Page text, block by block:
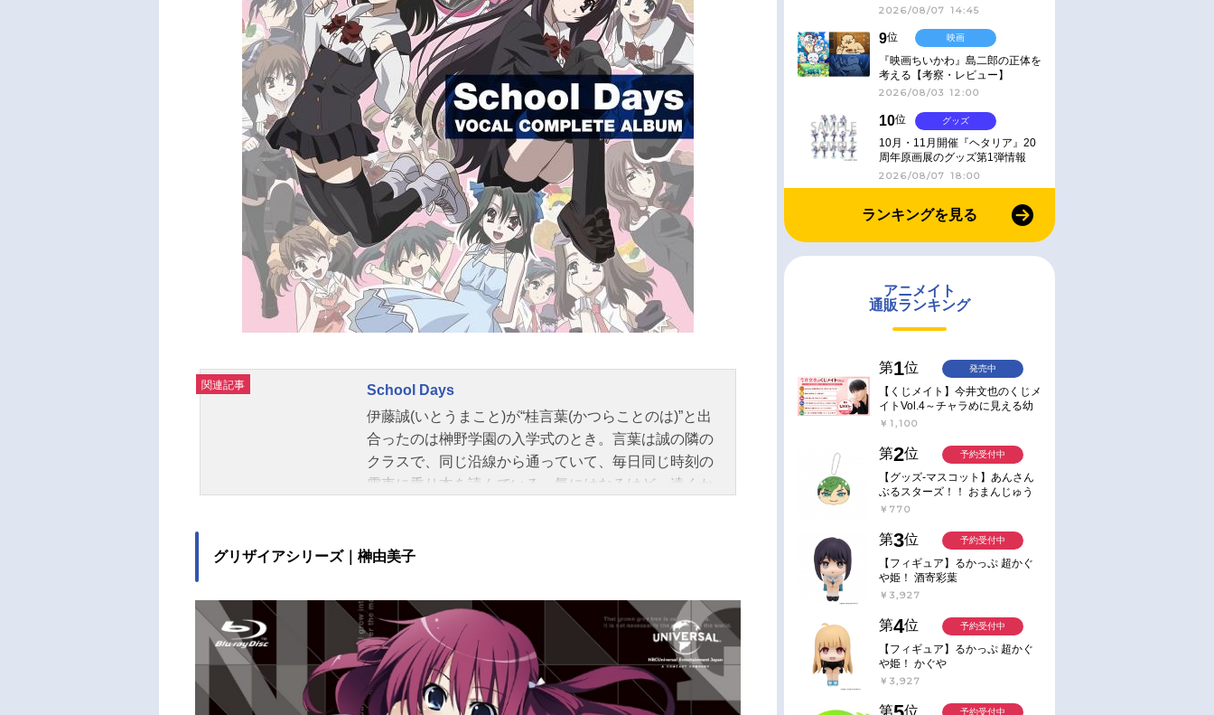
-」）原案イラスト：基4% 月音 硯 籠目 すかぢ
砌煉炭連載：月刊「コンプエース」角川コミックス・
エース刊監督：橘秀樹シリーズ構成：花田十輝キャラ
クターデザイン：奥田淳美術監督：高橋和博（じゃっ
く）色彩設計：上谷秀夫撮影監督：木村伸夫（ぴえろ
D.A.R./スタジオぴえろ）編集：田熊純（アクタス編集
室）音響監督：高寺たけし音楽：藤田淳平（Elements
Garden）音楽制作：ブロッコリーア...
関連記事
School Days
伊藤誠(いとうまこと)が“桂言葉(かつらことのは)”と出
合ったのは榊野学園の入学式のとき。言葉は誠の隣の
クラスで、同じ沿線から通っていて、毎日同じ時刻の
電車に乗り本を読んでいる。気にはなるけど、遠くか
して3週間、誰にもバレなかったら恋が成就する｣誠は
を携帯電話の待ち受けにする。だが、そんな誠の待ち
受け画面に映った言葉の写真を同じクラスで隣の席
の“西園寺世界(さいおんじせかい)”に見られてしまう。]
おまじないを始めて1日目ではかなく散ってしまった淡
い期待だったが、世界が勝手に誠の待ち受けを見てし
まったお詫びにと、誠と言葉の仲を応援したいと二人
グリザイアシリーズ｜榊由美子
2026/08/07 14:45
9位
『映画ちいかわ』島二郎の正体を
考える【考察・レビュー】
2026/08/03 12:00
映画
10位
10月・11月開催『ヘタリア』20
周年原画展のグッズ第1弾情報
2026/08/07 18:00
グッズ
ランキングを見る
アニメイト
通販ランキング
第1位
【くじメイト】今井文也のくじメ
イトVol.4～チャラめに見える幼
馴染、実は一途で独占欲が強いん
￥1,100
発売中
第2位
【グッズ-マスコット】あんさん
ぶるスターズ！！ おまんじゅう
にぎにぎマスコット ねくすと2
￥770
予約受付中
第3位
【フィギュア】るかっぷ 超かぐ
や姫！ 酒寄彩葉
￥3,927
予約受付中
第4位
【フィギュア】るかっぷ 超かぐ
や姫！ かぐや
￥3,927
予約受付中
第 位 予約受付中